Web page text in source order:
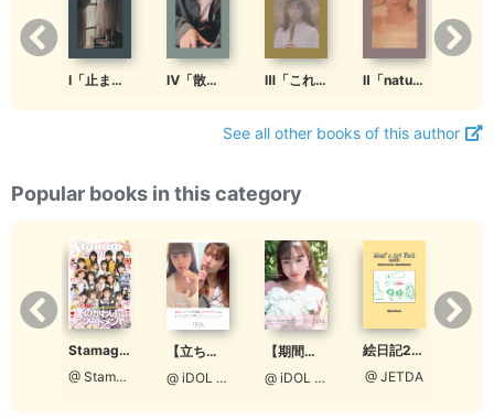
Ⅰ「止まる事を知らないわたしたちのブルー」 Ⅳ「散歩」 Ⅲ「これが、わたし」 Ⅱ「natural」
See all other books of this author
Popular books in this category
Stamaga★Fille 2021年12月発売号（通算第6号）
@ StamagaFille編集部
【立ち読み版】ロクセンチフィルム ＃おうちじかん
@ iDOL picture project
【期間限定】ロクセンチフィルム ＃おうちじかん【Aタイプ［宮脇理子表紙］】
@ iDOL picture project
絵日記2018
@ JETDA